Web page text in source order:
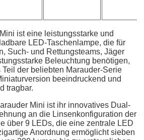
ist eine leistungsstarke und
LED-Taschenlampe, die für
Such- und Rettungsteams, Jäger
Beleuchtung benötigen,
der beliebten Marauder-Serie
beeindruckend und
tragbar.
Mini ist ihr innovatives Dual-
an die Linsenkonfiguration der
über 9 LEDs, die eine zentrale LED
Anordnung ermöglicht sieben